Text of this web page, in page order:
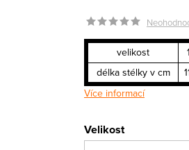
velikost
délka stélky v cm
Více informací
Velikost